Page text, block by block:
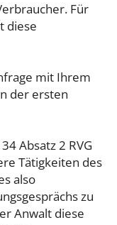
Für
diese
mit Ihrem
der ersten
Absatz 2 RVG
Tätigkeiten des
also
zu
Anwalt diese